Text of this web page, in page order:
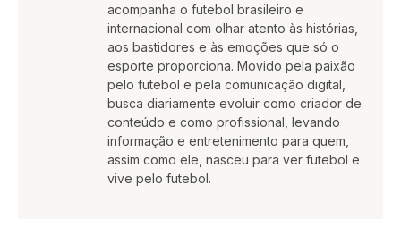
acompanha o futebol brasileiro e
internacional com olhar atento às histórias,
aos bastidores e às emoções que só o
esporte proporciona. Movido pela paixão
pelo futebol e pela comunicação digital,
busca diariamente evoluir como criador de
conteúdo e como profissional, levando
informação e entretenimento para quem,
assim como ele, nasceu para ver futebol e
vive pelo futebol.